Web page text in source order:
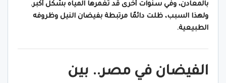
بالمعادن، وفي سنوات أخرى قد تغمرها المياه بشكل أكبر.
ولهذا السبب، ظلت دائمًا مرتبطة بفيضان النيل وظروفه
الطبيعية.
الفيضان في مصر.. بين